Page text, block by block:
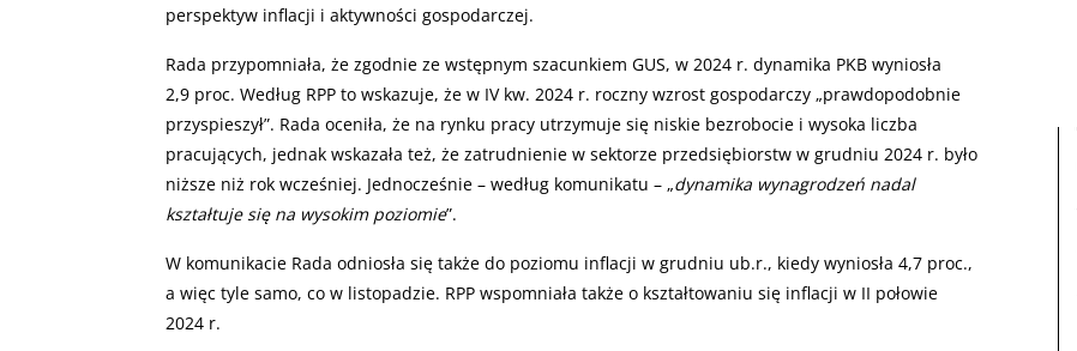
perspektyw inflacji i aktywności gospodarczej.
Rada przypomniała, że zgodnie ze wstępnym szacunkiem GUS, w 2024 r. dynamika PKB wyniosła
2,9 proc. Według RPP to wskazuje, że w IV kw. 2024 r. roczny wzrost gospodarczy „prawdopodobnie
przyspieszył”. Rada oceniła, że na rynku pracy utrzymuje się niskie bezrobocie i wysoka liczba
pracujących, jednak wskazała też, że zatrudnienie w sektorze przedsiębiorstw w grudniu 2024 r. było
niższe niż rok wcześniej. Jednocześnie – według komunikatu – „dynamika wynagrodzeń nadal
kształtuje się na wysokim poziomie”.
W komunikacie Rada odniosła się także do poziomu inflacji w grudniu ub.r., kiedy wyniosła 4,7 proc.,
a więc tyle samo, co w listopadzie. RPP wspomniała także o kształtowaniu się inflacji w II połowie
2024 r.